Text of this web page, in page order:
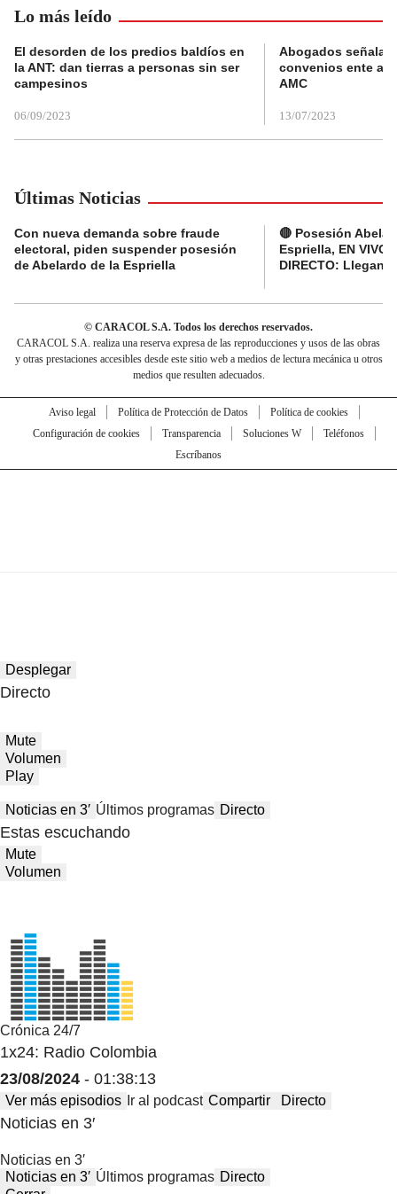
Lo más leído
El desorden de los predios baldíos en
la ANT: dan tierras a personas sin ser
campesinos
06/09/2023
Abogados
convenios ente
AMC
13/07/2023
Últimas Noticias
Con nueva demanda sobre fraude
electoral, piden suspender posesión
de Abelardo de la Espriella
🔴 Posesión
Espriella, EN VIVO
DIRECTO: Llegan
© CARACOL S.A. Todos los derechos reservados.
CARACOL S.A. realiza una reserva expresa de las reproducciones y usos de las obras
y otras prestaciones accesibles desde este sitio web a medios de lectura mecánica u otros
medios que resulten adecuados.
Aviso legal Política de Protección de Datos
Política de cookies
Configuración de cookies
Transparencia Soluciones W
Teléfonos
Escríbanos
Desplegar
Directo
Mute
Volumen
Play
Noticias en 3′ Últimos programas Directo
Estas escuchando
Mute
Volumen
Crónica 24/7
1x24: Radio Colombia
23/08/2024 - 01:38:13
Ver más episodios Ir al podcast Compartir Directo
Noticias en 3′
Noticias en 3′
Noticias en 3′ Últimos programas Directo